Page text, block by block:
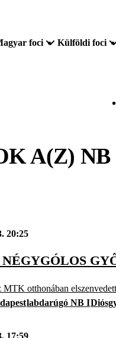
foci Külföldi foci
A(Z) NB
20:25
otthonában
labdarúgó NB I
17:59